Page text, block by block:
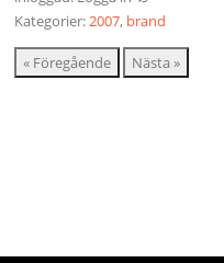
Kategorier:2007, brand
« Föregående Nästa »